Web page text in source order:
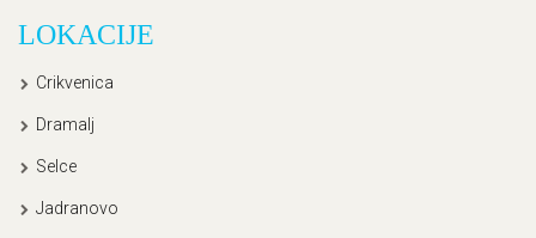
LOKACIJE
Crikvenica
Dramalj
Selce
Jadranovo